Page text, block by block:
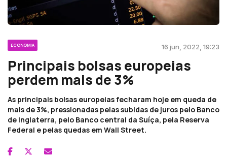
ECONOMIA 16 jun, 2022, 19:23
Principais bolsas europeias
perdem mais de 3%
As principais bolsas europeias fecharam hoje em queda de
mais de 3%, pressionadas pelas subidas de juros pelo Banco
de Inglaterra, pelo Banco central da Suíça, pela Reserva
Federal e pelas quedas em Wall Street.